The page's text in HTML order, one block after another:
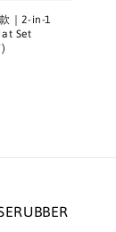
｜2-in-1
Set